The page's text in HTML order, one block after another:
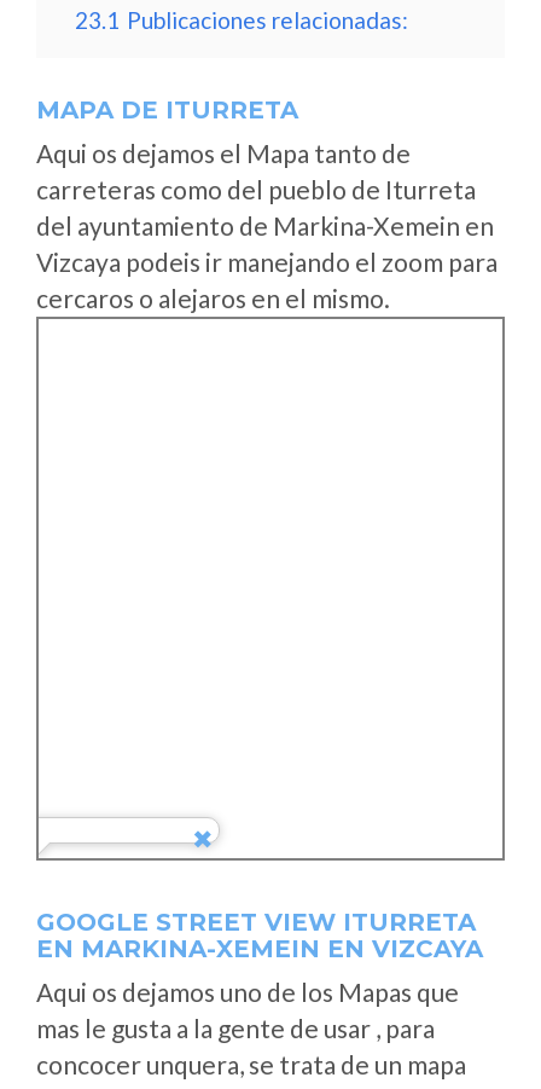
23.1 Publicaciones relacionadas:
MAPA DE ITURRETA
Aqui os dejamos el Mapa tanto de
carreteras como del pueblo de Iturreta
del ayuntamiento de Markina-Xemein en
Vizcaya podeis ir manejando el zoom para
cercaros o alejaros en el mismo.
GOOGLE STREET VIEW ITURRETA
EN MARKINA-XEMEIN EN VIZCAYA
Aqui os dejamos uno de los Mapas que
mas le gusta a la gente de usar , para
concocer unquera, se trata de un mapa